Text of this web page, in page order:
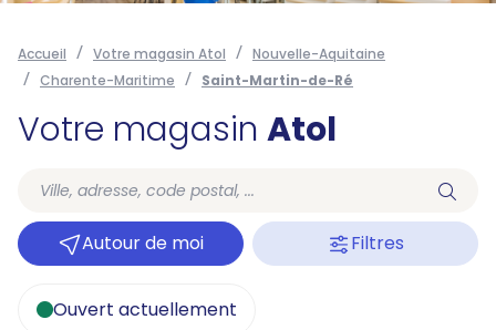
Accueil Votre magasin Atol
Nouvelle-Aquitaine
Charente-Maritime
Saint-Martin-de-Ré
Votre magasin Atol
Autour de moi Filtres
Ouvert actuellement